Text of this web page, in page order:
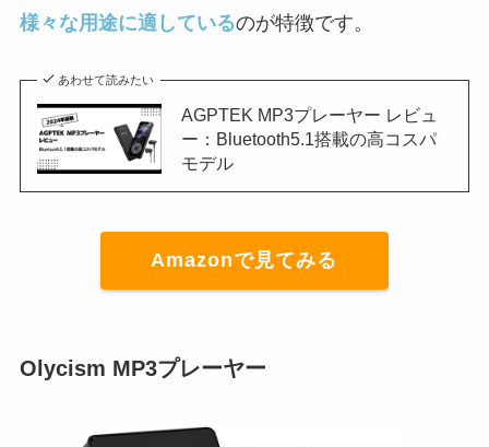
様々な用途に適しているのが特徴です。
あわせて読みたい
AGPTEK MP3プレーヤー レビュ
ー：Bluetooth5.1搭載の高コスパ
モデル
Amazonで見てみる
Olycism MP3プレーヤー